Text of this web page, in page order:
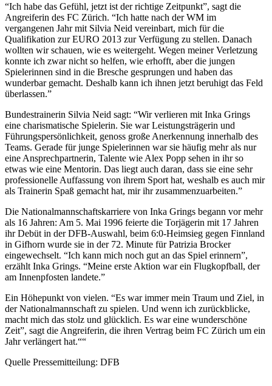
“Ich habe das Gefühl, jetzt ist der richtige Zeitpunkt”, sagt die
Angreiferin des FC Zürich. “Ich hatte nach der WM im
vergangenen Jahr mit Silvia Neid vereinbart, mich für die
Qualifikation zur EURO 2013 zur Verfügung zu stellen. Danach
wollten wir schauen, wie es weitergeht. Wegen meiner Verletzung
konnte ich zwar nicht so helfen, wie erhofft, aber die jungen
Spielerinnen sind in die Bresche gesprungen und haben das
wunderbar gemacht. Deshalb kann ich ihnen jetzt beruhigt das Feld
überlassen.”
Bundestrainerin Silvia Neid sagt: “Wir verlieren mit Inka Grings
eine charismatische Spielerin. Sie war Leistungsträgerin und
Führungspersönlichkeit, genoss große Anerkennung innerhalb des
Teams. Gerade für junge Spielerinnen war sie häufig mehr als nur
eine Ansprechpartnerin, Talente wie Alex Popp sehen in ihr so
etwas wie eine Mentorin. Das liegt auch daran, dass sie eine sehr
professionelle Auffassung von ihrem Sport hat, weshalb es auch mir
als Trainerin Spaß gemacht hat, mir ihr zusammenzuarbeiten.”
Die Nationalmannschaftskarriere von Inka Grings begann vor mehr
als 16 Jahren: Am 5. Mai 1996 feierte die Torjägerin mit 17 Jahren
ihr Debüt in der DFB-Auswahl, beim 6:0-Heimsieg gegen Finnland
in Gifhorn wurde sie in der 72. Minute für Patrizia Brocker
eingewechselt. “Ich kann mich noch gut an das Spiel erinnern”,
erzählt Inka Grings. “Meine erste Aktion war ein Flugkopfball, der
am Innenpfosten landete.”
Ein Höhepunkt von vielen. “Es war immer mein Traum und Ziel, in
der Nationalmannschaft zu spielen. Und wenn ich zurückblicke,
macht mich das stolz und glücklich. Es war eine wunderschöne
Zeit”, sagt die Angreiferin, die ihren Vertrag beim FC Zürich um ein
Jahr verlängert hat.““
Quelle Pressemitteilung: DFB